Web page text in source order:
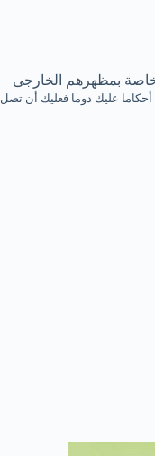
بمظهرهم الخارجى
عليك دوما فعليك أن تصل